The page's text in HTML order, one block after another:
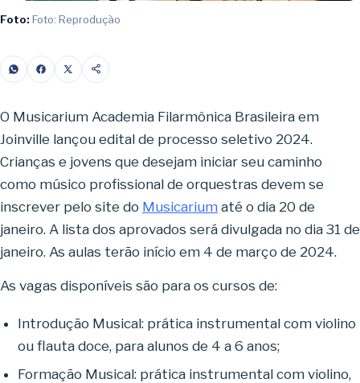
Foto: Foto: Reprodução
O Musicarium Academia Filarmônica Brasileira em
Joinville lançou edital de processo seletivo 2024.
Crianças e jovens que desejam iniciar seu caminho
como músico profissional de orquestras devem se
inscrever pelo site do Musicarium até o dia 20 de
janeiro. A lista dos aprovados será divulgada no dia 31 de
janeiro. As aulas terão início em 4 de março de 2024.
As vagas disponíveis são para os cursos de:
Introdução Musical: prática instrumental com violino
ou flauta doce, para alunos de 4 a 6 anos;
Formação Musical: prática instrumental com violino,